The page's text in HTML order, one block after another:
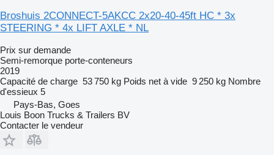
Broshuis 2CONNECT-5AKCC 2x20-40-45ft HC * 3x
STEERING * 4x LIFT AXLE * NL
Prix sur demande
Semi-remorque porte-conteneurs
2019
Capacité de charge 53 750 kg Poids net à vide 9 250 kg Nombre
d'essieux 5
Pays-Bas, Goes
Louis Boon Trucks & Trailers BV
Contacter le vendeur